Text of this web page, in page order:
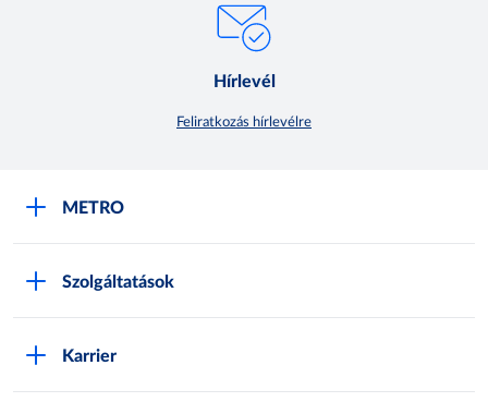
Hírlevél
Feliratkozás hírlevélre
METRO
Szolgáltatások
Karrier